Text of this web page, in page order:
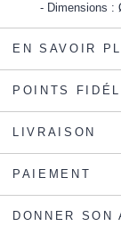
Dimensions
EN SAVOIR
POINTS
LIVRAISON
PAIEMENT
DONNER SON